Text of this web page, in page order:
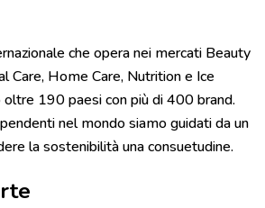
che opera nei mercati Beauty
Care, Home Care, Nutrition e Ice
oltre 190 paesi con più di 400 brand.
nel mondo siamo guidati da un
la sostenibilità una consuetudine.